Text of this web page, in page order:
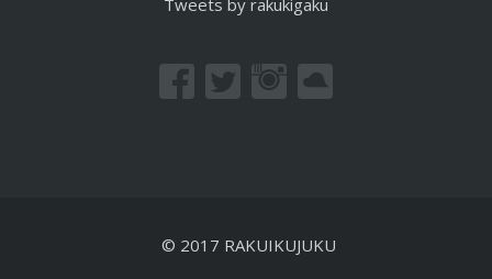
© 2017 RAKUIKUJUKU